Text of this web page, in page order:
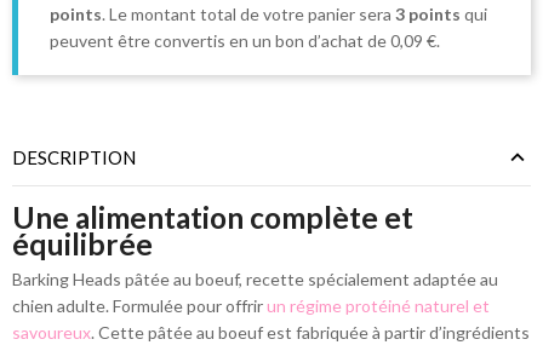
points. Le montant total de votre panier sera3 points qui
peuvent être convertis en un bon d’achat de0,09 €.
DESCRIPTION
Une alimentation complète et
équilibrée
Barking Heads pâtée au boeuf, recette spécialement adaptée au
chien adulte. Formulée pour offrirun régime protéiné naturel et
savoureux. Cette pâtée au boeuf est fabriquée à partir d’ingrédients